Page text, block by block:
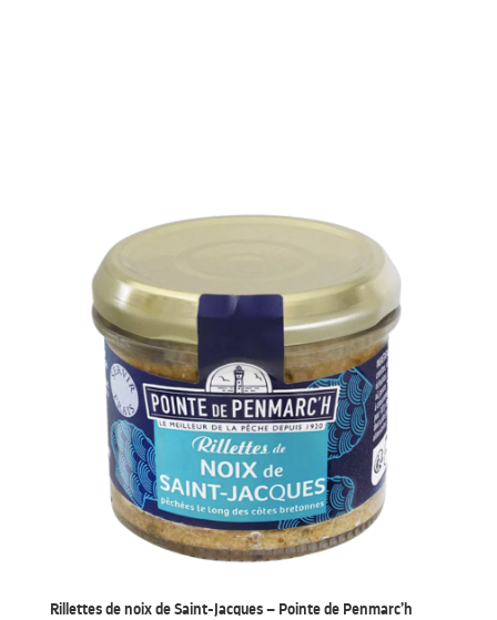
Rillettes de noix de Saint-Jacques – Pointe de Penmarc’h